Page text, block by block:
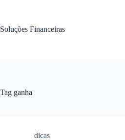
conteúdo
Soluções Financeiras
Tag ganha
dicas